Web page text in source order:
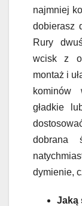
najmniej
dobierasz
Rury
wcisk z
montaż i
kominów
gładkie
dobrana
dymienie,
Jaką